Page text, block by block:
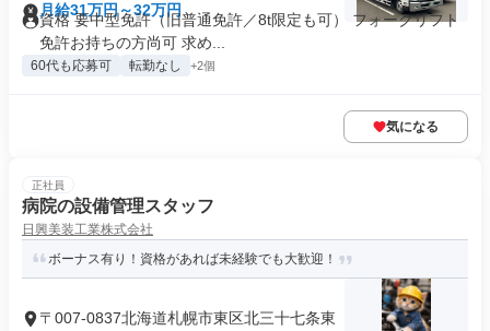
月給31万円～32万円
資格 要中型免許（旧普通免許／8t限定も可） フォークリフト
免許お持ちの方尚可 求め...
60代も応募可 転勤なし +2個
気になる
正社員
病院の設備管理スタッフ
日興美装工業株式会社
ボーナス有り！資格があれば未経験でも大歓迎！
〒007-0837北海道札幌市東区北三十七条東